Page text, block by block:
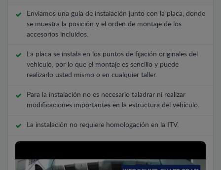
Enviamos una guía de instalación junto con la placa, donde
se muestra la posición y el orden de montaje de los
accesorios incluidos.
La placa se instala en los puntos de fijación originales del
vehículo, por lo que el montaje es sencillo y puede
realizarlo usted mismo o en cualquier taller.
Para la instalación no es necesario taladrar ni realizar
modificaciones importantes en la estructura del vehículo.
La instalación no requiere homologación en la ITV.